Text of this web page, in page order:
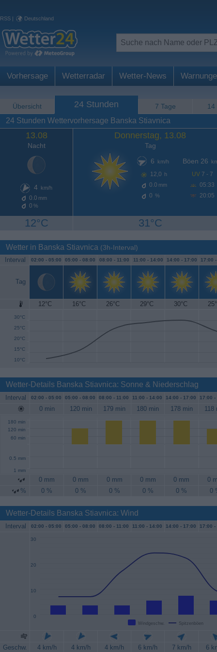
RSS | Deutschland
Vorhersage Wetterradar Wetter-News
Übersicht 24 Stunden 7 Tage 14
24 Stunden Wettervorhersage Banska Stiavnica
13.08
Nacht
4 km/h
0.0 mm
0 %
12°C
Donnerstag, 13.08
Tag
6
km/h
12,0 h
0.0 mm
0 %
Böen 26
UV 7 - 7
05:33
20:05
31°C
Wetter in Banska Stiavnica (3h-Interval)
Interval 02:00 - 05:00 05:00 - 08:00 08:00 - 11:00 11:00 - 14:00 14:00 - 17:00 17:00
Tag
12°C 16°C 26°C 29°C 30°C
10°C
15°C
20°C
25°C
30°C
35°C
Wetter-Details Banska Stiavnica: Sonne & Niederschlag
Interval 02:00 - 05:00 05:00 - 08:00 08:00 - 11:00 11:00 - 14:00 14:00 - 17:00 17:00 -
0 min 120 min 179 min 180 min 178 min 118
60 min
120 min
180 min
0.5 mm
1 mm
0 mm 0 mm 0 mm 0 mm 0 mm
0
%
0 % 0 % 0 % 0 % 0 % 0
Wetter-Details Banska Stiavnica: Wind
Interval 02:00 - 05:00 05:00 - 08:00 08:00 - 11:00 11:00 - 14:00 14:00 - 17:00 17:00 -
Windgeschw. Spitzenböen
0
10
20
30
Geschw. 4 km/h 4 km/h 4 km/h 6 km/h 7 km/h
6